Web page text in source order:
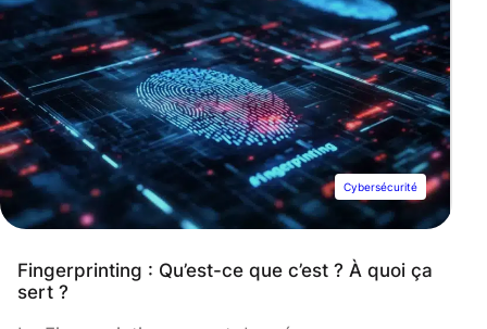
Cybersécurité
Fingerprinting : Qu’est-ce que c’est ? À quoi ça
sert ?